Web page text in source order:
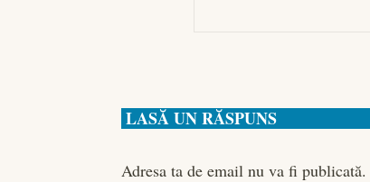
LASĂ UN RĂSPUNS
Adresa ta de email nu va fi publicată.